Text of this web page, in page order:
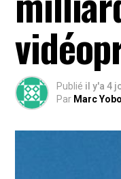
Publié il y'a 4
Par Marc